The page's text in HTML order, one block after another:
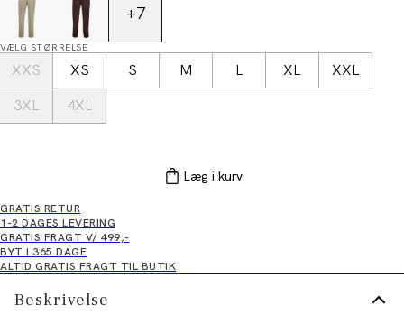
+7
VÆLG STØRRELSE
XXS XS S M L XL
XXL
3XL
4XL
Læg i kurv
GRATIS RETUR
1-2 DAGES LEVERING
GRATIS FRAGT V/ 499,-
BYT I 365 DAGE
ALTID GRATIS FRAGT TIL BUTIK
Beskrivelse